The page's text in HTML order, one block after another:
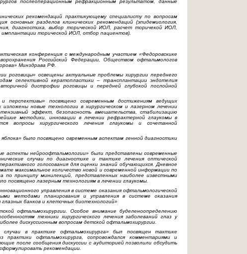
послеоперационным рефракционным результатом, данные
рекомендаций практикующему специалисту по вопросам
разделов клинических рекомендаций (эпидемиология,
диагностика, выбор торической ИОЛ, расчет торичекой ИОЛ,
торической ИОЛ, отбор пациентов).
конференция с международным участием «Федоровскике
Российский Федерации, Обществом офтальмологов
Минздрава РФ.
роговицы» освещены актуальные проблемы хирургии переднего
селективной кератопластики – трансплантации эндотелия
дистрофии роговицы и передней глубокой послойной
перспективы» посвящено современным достижениям ведущих
новые технологии в хирургическом и лазерном лечении
эффект, безопасность вмешательства, стабилизацию
методики, инновации в лечении рефрактерной глаукомы в
вопросы хирургического лечения глаукомы и сочетанной
было посвящено овременным аспектам генной диагностики
аспекты нейроофтальмологии» были представлены современные
случаи по диагностике и тактике лечения оптической
голосования для оценки знаний обучающихся. Дневное
максимальное количество новой и современной информации по
по принципу минилекций, представленных наиболее известными
посвящено лазерным технологиям в лечении глаукомы.
управления в системе оказания офтальмологической
методами планирования и управления в системе оказания
банков и клеточных биотехнологий»
офтальмохирургии. Особое внимание буделеноопределению
техники хирургического лечения заболеваний глаз у
дискуссионным вопросам детской офтальмохирургии.
в практике офтальмохирурга» был посвящен тактике
практики офтальмохирурга, сопровождался комментариями и
после сообщения дискуссии с аудиторией позволили обсудить
рекомендации.